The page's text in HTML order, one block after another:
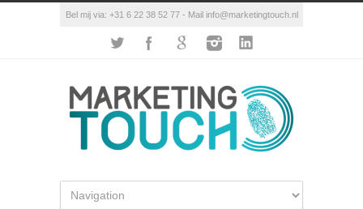
Bel mij via: +31 6 22 38 52 77 - Mail info@marketingtouch.nl